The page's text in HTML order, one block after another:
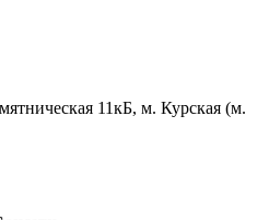
11кБ, м. Курская (м.